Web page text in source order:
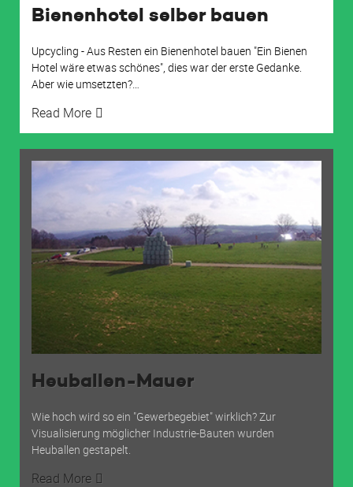
Bienenhotel selber bauen
Upcycling - Aus Resten ein Bienenhotel bauen "Ein Bienen
Hotel wäre etwas schönes", dies war der erste Gedanke.
Aber wie umsetzten?…
Read More
Heuballen-Mauer
Wie hoch wird so ein "Gewerbegebiet" wirklich? Zur
Visualisierung möglicher Industrie-Bauten wurden
Heuballen gestapelt.
Read More